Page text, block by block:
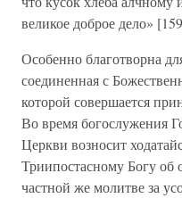
великое доброе дело»
Особенно благотворна
соединенная с
которой совершается
Во время богослужения
Церкви возносит
Триипостасному Богу
частной же молитве за